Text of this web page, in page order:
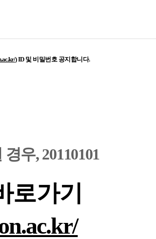
)ID 및 비밀번호 공지합니다.
우, 20110101
로가기